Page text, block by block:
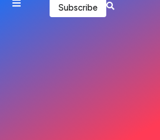
Subscribe